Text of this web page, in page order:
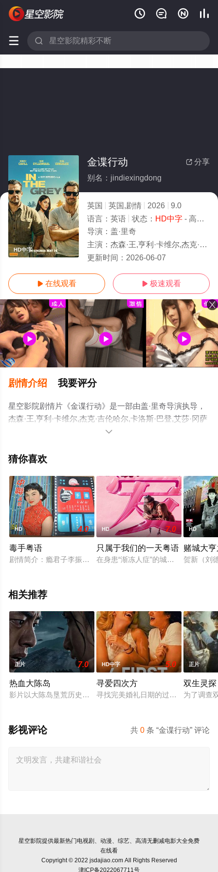
   
 
HD中字
 分享
金谍行动
别名：jindiexingdong
英国 英国,剧情 2026
9.0
语言： 英语 状态： HD中字- 高清免费在线观看
导演： 盖·里奇
主演： 杰森·王,亨利·卡维尔,杰克·吉伦哈尔,卡洛斯·巴登,艾莎·冈萨雷斯,克
更新时间： 2026-06-07
 在线观看  极速观看
剧情介绍 我要评分
星空影院剧情片《金谍行动》是一部由盖·里奇导演执导，
杰森·王,亨利·卡维尔,杰克·吉伦哈尔,卡洛斯·巴登,艾莎·冈萨
雷斯,克里斯托弗·海维尤,裴淳华,费舍·史蒂芬斯,克里斯蒂安
萨,穆罕默德·阿勒·图尔基,科里·道格拉斯·坎贝尔,拉娜·阿拉
清未删减完整版电影大全就上星空电影网，更多相关信息
可移步至豆瓣电影、电视猫或剧情网等平台了解。

猜你喜欢
HD 4.0
毒手粤语
剧情简介：瘾君子李振文与黄达明同在秘窟吸毒而相识。文为
HD 7.0
只属于我们的一天粤语
在身患“渐冻人症”的城市速写画家马
HD
赌城大
贺新（刘
相关推荐
正片 7.0
热血大陈岛
影片以大陈岛垦荒历史为创作底色，在尊重历史真实性的前提
HD中字 5.0
寻爱四次方
寻找完美婚礼日期的过程，扎拉经
正片
双生灵探
为了调查
共0 条 “金谍行动” 评论
影视评论
星空影院提供最新热门电视剧、动漫、综艺、高清无删减电影大全免费
在线看
Copyright © 2022 jsdajiao.com All Rights Reserved
津ICP备2022067711号